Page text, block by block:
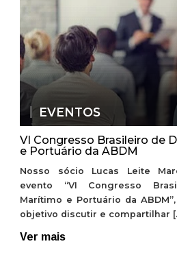
EVENTOS
VI Congresso Brasileiro de
e Portuário da ABDM
Nosso sócio Lucas Leite
evento “VI Congresso
Marítimo e Portuário da
objetivo discutir e compartilhar
Ver mais